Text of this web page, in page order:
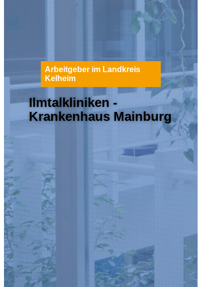
Arbeitgeber im Landkreis
Kelheim
Ilmtalkliniken -
Krankenhaus Mainburg